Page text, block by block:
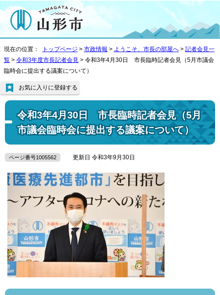
現在の位置： トップページ > 市政情報 > ようこそ、市長の部屋へ > 記者会見一
覧 > 令和3年度市長記者会見 > 令和3年4月30日 市長臨時記者会見（5月市議会
臨時会に提出する議案について）
令和3年4月30日 市長臨時記者会見（5月
市議会臨時会に提出する議案について）
お気に入りに登録する
ページ番号1005562 更新日 令和3年9月30日